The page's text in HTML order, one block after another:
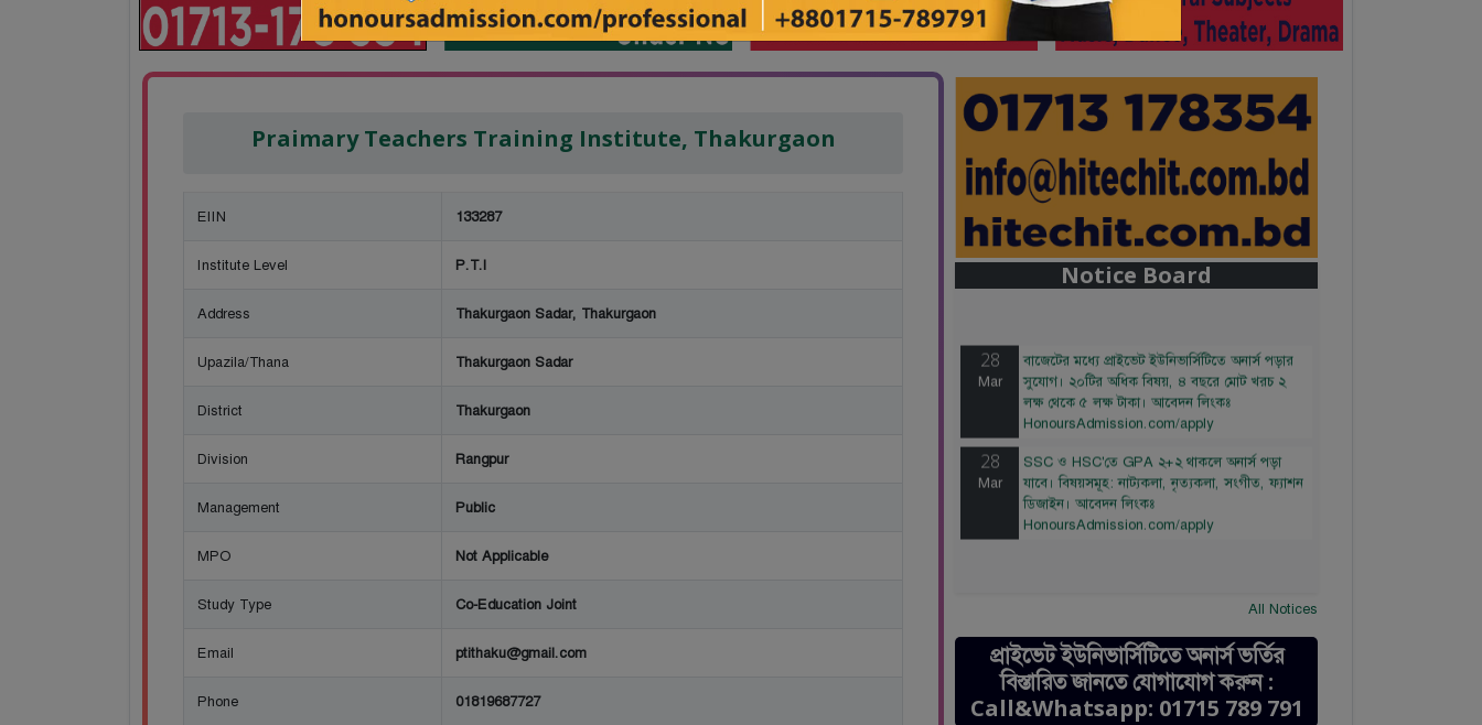
Praimary Teachers Training Institute, Thakurgaon
EIIN 133287
Institute Level P.T.I
Address Thakurgaon Sadar, Thakurgaon
Upazila/Thana Thakurgaon Sadar
District Thakurgaon
Division Rangpur
Management Public
MPO Not Applicable
Study Type Co-Education Joint
Email ptithaku@gmail.com
Phone 01819687727
Notice Board
28
Mar
সুযোগ। ২০টির অধিক বিষয়, ৪ বছরে মোট খরচ ২
লক্ষ থেকে ৫ লক্ষ টাকা। আবেদন লিংকঃ
HonoursAdmission.com/apply
28
Mar
যাবে। বিষয়সমূহ: নাট্যকলা, নৃত্যকলা, সংগীত, ফ্যাশন
ডিজাইন। আবেদন লিংকঃ
HonoursAdmission.com/apply
All Notices
প্রাইভেট ইউনিভার্সিটিতে অনার্স ভর্তির
বিস্তারিত জানতে যোগাযোগ করুন :
Call&Whatsapp: 01715 789 791